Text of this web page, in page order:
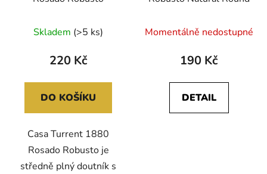
Skladem (>5 ks)
220 Kč
DO KOŠÍKU
Casa Turrent 1880
Rosado Robusto je
středně plný doutník s
Momentálně nedostupné
190 Kč
DETAIL